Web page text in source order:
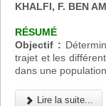
KHALFI, F. BEN
RÉSUMÉ
Objectif :
trajet et les
dans une
Lire la suite...